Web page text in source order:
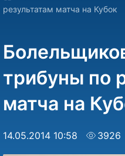
результатам матча на Кубок
трибуны по
матча на
14.05.2014 10:58 3926